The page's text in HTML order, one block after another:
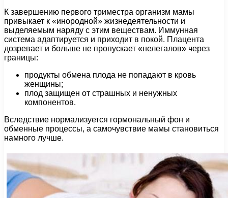
К завершению первого триместра организм мамы
привыкает к «инородной» жизнедеятельности и
выделяемым наряду с этим веществам. Иммунная
система адаптируется и приходит в покой. Плацента
дозревает и больше не пропускает «нелегалов» через
границы:
продукты обмена плода не попадают в кровь
женщины;
плод защищен от страшных и ненужных
компонентов.
Вследствие нормализуется гормональный фон и
обменные процессы, а самочувствие мамы становиться
намного лучше.